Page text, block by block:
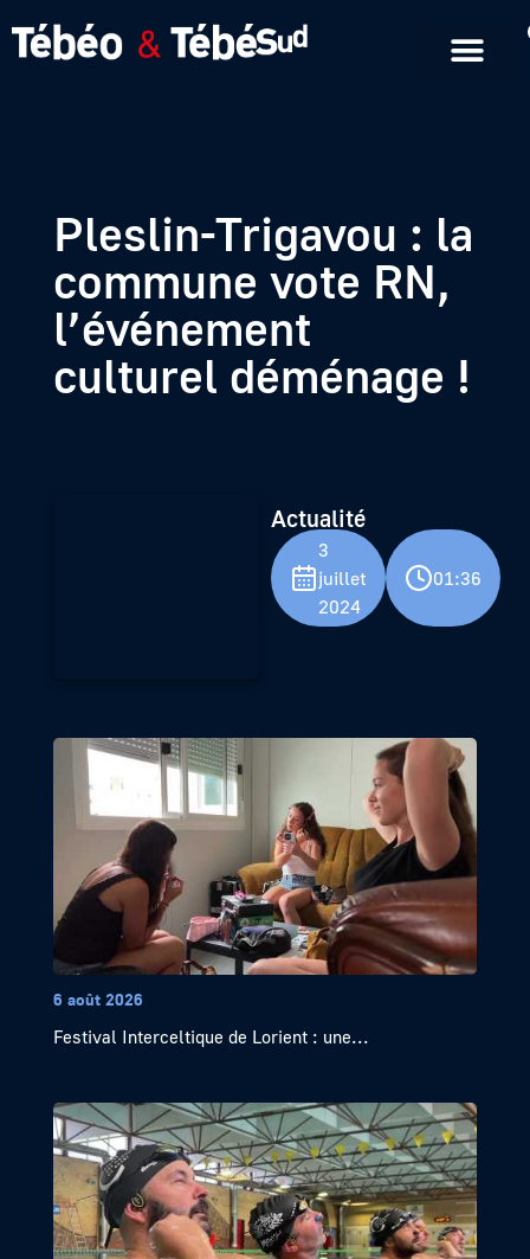
Pleslin-Trigavou : la
commune vote RN,
l’événement
culturel déménage !
Actualité
3
juillet
2024
01:36
6 août 2026
Festival Interceltique de Lorient : une...